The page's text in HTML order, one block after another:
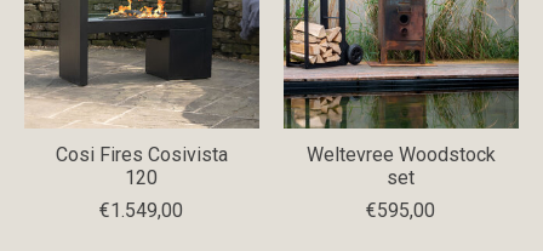
Cosi Fires Cosivista
120
€1.549,00
Weltevree Woodstock
set
€595,00